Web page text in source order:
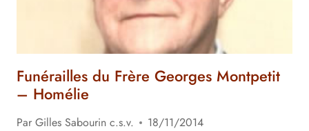
Funérailles du Frère Georges Montpetit
– Homélie
Par Gilles Sabourin c.s.v.
18/11/2014